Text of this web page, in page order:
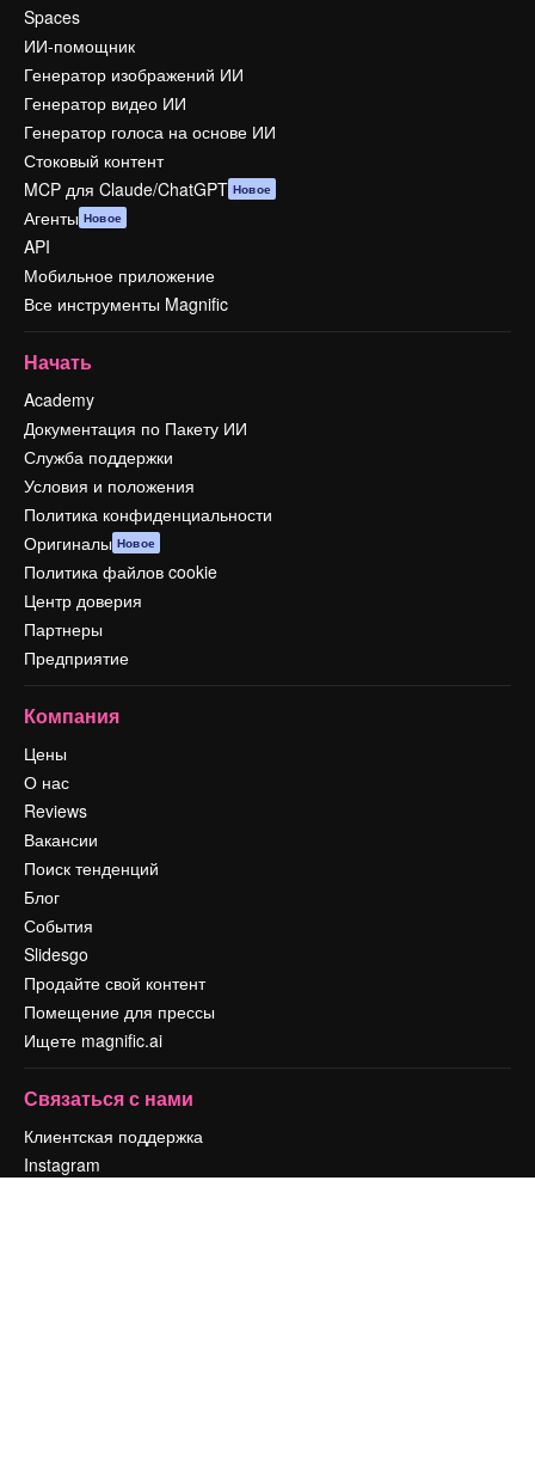
Spaces
ИИ-помощник
Генератор изображений ИИ
Генератор видео ИИ
Генератор голоса на основе ИИ
Стоковый контент
MCP для Claude/ChatGPT Новое
Агенты Новое
API
Мобильное приложение
Все инструменты Magnific
Начать
Academy
Документация по Пакету ИИ
Служба поддержки
Условия и положения
Политика конфиденциальности
Оригиналы Новое
Политика файлов cookie
Центр доверия
Партнеры
Предприятие
Компания
Цены
О нас
Reviews
Вакансии
Поиск тенденций
Блог
События
Slidesgo
Продайте свой контент
Помещение для прессы
Ищете magnific.ai
Связаться с нами
Клиентская поддержка
Instagram